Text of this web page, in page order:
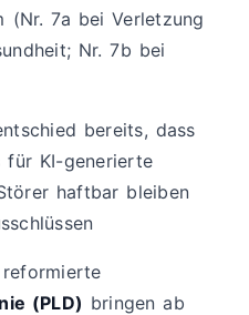
(Nr. 7a bei Verletzung
Nr. 7b bei
bereits, dass
für KI-generierte
haftbar bleiben
(PLD) bringen ab